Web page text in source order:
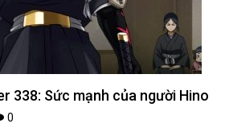
338: Sức mạnh của người Hino
0